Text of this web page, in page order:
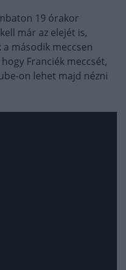
19 órakor
már az elejét is,
a második meccsen
Franciék meccsét,
on lehet majd nézni